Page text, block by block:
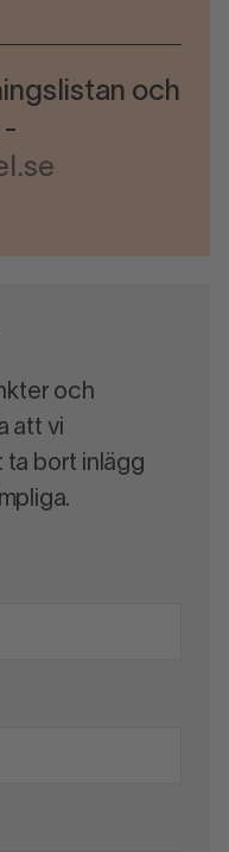
och
-
och
att vi
ta bort inlägg